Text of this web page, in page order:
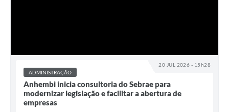
20 JUL 2026 - 15h28
ADMINISTRAÇÃO
Anhembi inicia consultoria do Sebrae para
modernizar legislação e facilitar a abertura de
empresas